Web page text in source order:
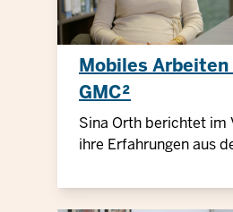
Mobiles Arbeiten
GMC²
Sina Orth berichtet im
ihre Erfahrungen aus